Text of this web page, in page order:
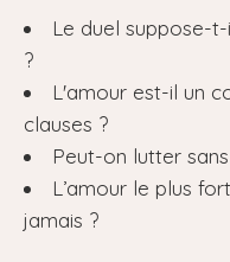
Le duel suppose-
?
L'amour est-il un
clauses ?
Peut-on lutter
L’amour le plus
jamais ?